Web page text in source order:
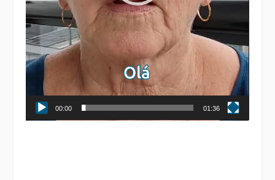
00:00 01:36